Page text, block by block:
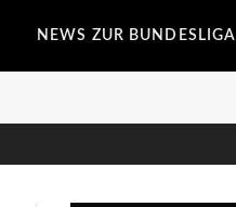
NEWS ZUR BUNDESLIGA